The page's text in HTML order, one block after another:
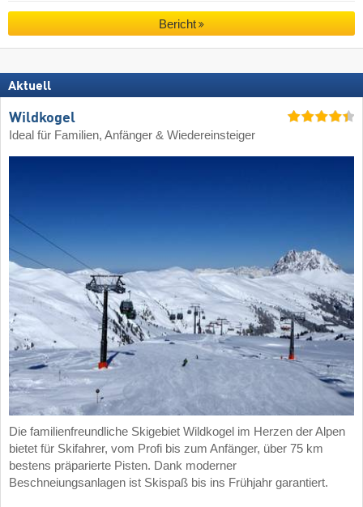
Bericht
Aktuell
Wildkogel
Ideal für Familien, Anfänger & Wiedereinsteiger
Die familienfreundliche Skigebiet Wildkogel im Herzen der Alpen
bietet für Skifahrer, vom Profi bis zum Anfänger, über 75 km
bestens präparierte Pisten. Dank moderner
Beschneiungsanlagen ist Skispaß bis ins Frühjahr garantiert.